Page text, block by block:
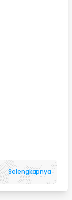
Selengkapnya